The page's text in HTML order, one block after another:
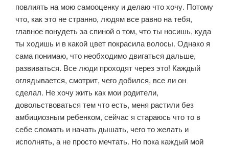
повлиять на мою самооценку и делаю что хочу. Потому
что, как это не странно, людям все равно на тебя,
главное понудеть за спиной о том, что ты носишь, куда
ты ходишь и в какой цвет покрасила волосы. Однако я
сама понимаю, что необходимо двигаться дальше,
развиваться. Все люди проходят через это! Каждый
оглядывается, смотрит, чего добился, все ли он
сделал. Не хочу жить как мои родители,
довольствоваться тем что есть, меня растили без
амбициозным ребенком, сейчас я стараюсь что то в
себе сломать и начать дышать, чего то желать и
исполнять, а не просто мечтать. Но пока каждый мой